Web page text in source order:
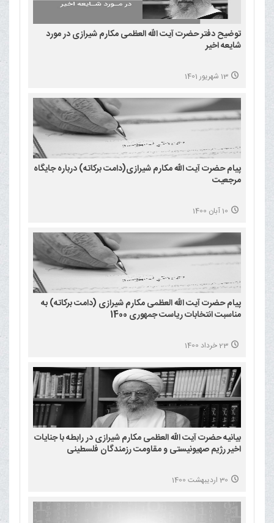
توضیح دفتر حضرت آیت الله العظمی مکارم شیرازی در مورد
شایعه اخیر
13 شهریور 1401
پیام حضرت آیت الله مکارم شیرازی(دامت برکاته) درباره جایگاه
مرجعیت
10 آبان 1400
پیام حضرت آیت الله العظمی مکارم شیرازی (دامت برکاته) به
مناسبت انتخابات ریاست جمهوری 1400
23 خرداد 1400
بیانیه حضرت آیت الله العظمی مکارم شیرازی در رابطه با جنایات
اخیر رژیم صهیونیستی و مقاومت رزمندگان فلسطینی
30 اردیبهشت 1400